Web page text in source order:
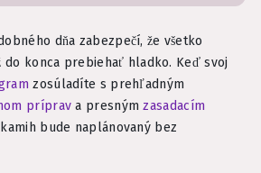
dňa zabezpečí, že všetko
do konca prebiehať hladko. Keď svoj
zosúladíte s prehľadným
príprav a presnýmzasadacím
bude naplánovaný bez